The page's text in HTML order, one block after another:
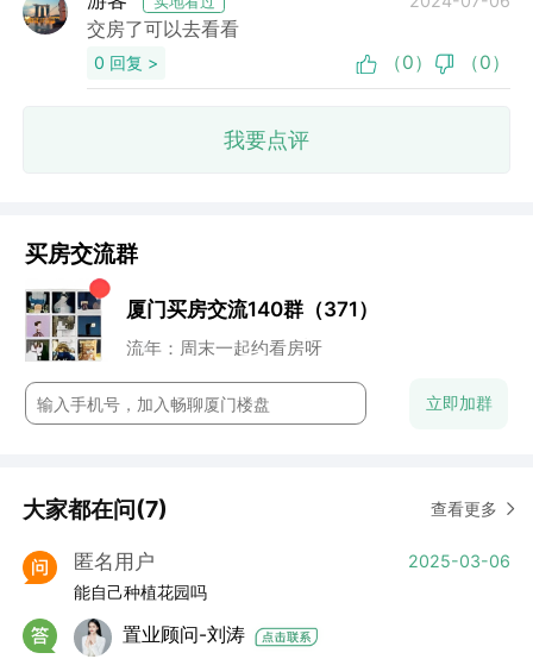
交房了可以去看看
0 回复 > （0） （0）
我要点评
买房交流群
厦门买房交流140群（371）
小石头：地段还行
七七妈：性价比高
流年：周末一起约看房呀
chun：附近的商业配置怎么样？
立即加群
大家都在问(7) 查看更多
匿名用户
2025-03-06
能自己种植花园吗
置业顾问-刘涛